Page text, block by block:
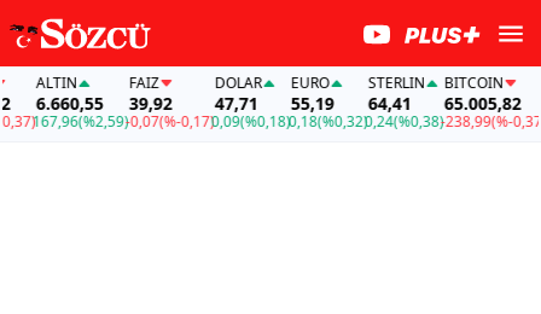
ALTIN
6.660,55
167,96(%2,59)
FAİZ
39,92
-0,07(%-0,17)
DOLAR
47,71
0,09(%0,18)
EURO
55,19
0,18(%0,32)
STERLIN
64,41
0,24(%0,38)
BITCOIN
65.005,82
-238,99(%-0,37)